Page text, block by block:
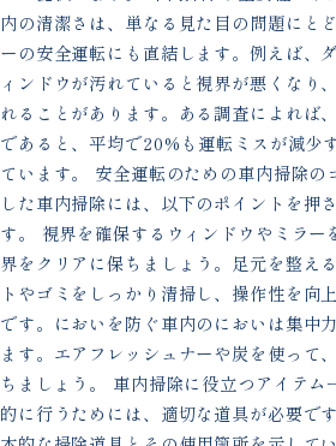
内の清潔さは、単なる見た目の問題にと
ーの安全運転にも直結します。例えば、
ィンドウが汚れていると視界が悪くなり
れることがあります。ある調査によれば
であると、平均で20%も運転ミスが減少
ています。 安全運転のための車内掃除の
した車内掃除には、以下のポイントを押
す。 視界を確保するウィンドウやミラー
界をクリアに保ちましょう。足元を整え
トやゴミをしっかり清掃し、操作性を向
です。においを防ぐ車内のにおいは集中
ます。エアフレッシュナーや炭を使って
ちましょう。 車内掃除に役立つアイテム
的に行うためには、適切な道具が必要で